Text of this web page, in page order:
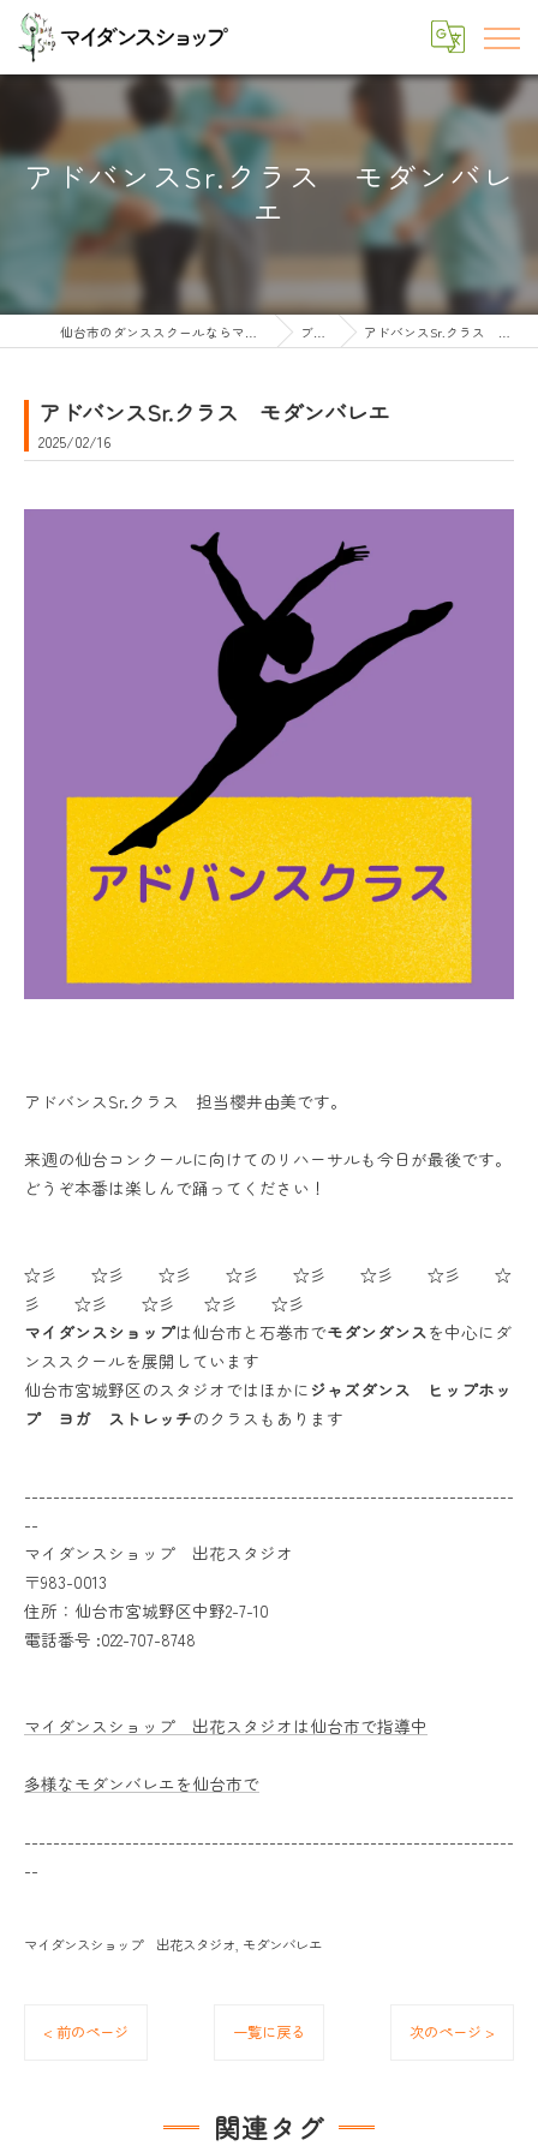
アドバンスSr.クラス モダンバレ
エ
仙台市のダンススクールならマイダンスショップ ブログ アドバンスSr.クラス モダンバレエ
アドバンスSr.クラス モダンバレエ
2025/02/16
アドバンスSr.クラス 担当櫻井由美です。
来週の仙台コンクールに向けてのリハーサルも今日が最後です。
どうぞ本番は楽しんで踊ってください！
☆彡 ☆彡 ☆彡 ☆彡 ☆彡 ☆彡 ☆彡 ☆
彡 ☆彡 ☆彡 ☆彡 ☆彡
マイダンスショップは仙台市と石巻市でモダンダンスを中心にダ
ンススクールを展開しています
仙台市宮城野区のスタジオではほかに ジャズダンス ヒップホッ
プ ヨガ ストレッチのクラスもあります
--------------------------------------------------------------------
--
マイダンスショップ 出花スタジオ
〒983-0013
住所：仙台市宮城野区中野2-7-10
電話番号 :022-707-8748
マイダンスショップ 出花スタジオは仙台市で指導中
多様なモダンバレエを仙台市で
--------------------------------------------------------------------
--
マイダンスショップ 出花スタジオ モダンバレエ
< 前のページ 一覧に戻る 次のページ >
関連タグ